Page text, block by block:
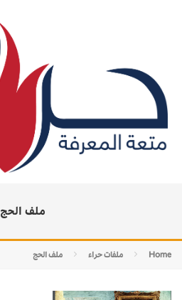
ملف الحج
Home ملفات حراء ملف الحج